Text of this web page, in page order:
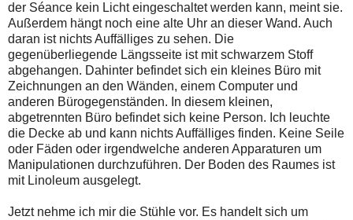
der Séance kein Licht eingeschaltet werden kann, meint sie.
Außerdem hängt noch eine alte Uhr an dieser Wand. Auch
daran ist nichts Auffälliges zu sehen. Die
gegenüberliegende Längsseite ist mit schwarzem Stoff
abgehangen. Dahinter befindet sich ein kleines Büro mit
Zeichnungen an den Wänden, einem Computer und
anderen Bürogegenständen. In diesem kleinen,
abgetrennten Büro befindet sich keine Person. Ich leuchte
die Decke ab und kann nichts Auffälliges finden. Keine Seile
oder Fäden oder irgendwelche anderen Apparaturen um
Manipulationen durchzuführen. Der Boden des Raumes ist
mit Linoleum ausgelegt.
Jetzt nehme ich mir die Stühle vor. Es handelt sich um